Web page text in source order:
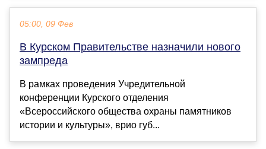
05:00, 09 Фев
В Курском Правительстве назначили нового
зампреда
В рамках проведения Учредительной
конференции Курского отделения
«Всероссийского общества охраны памятников
истории и культуры», врио губ...